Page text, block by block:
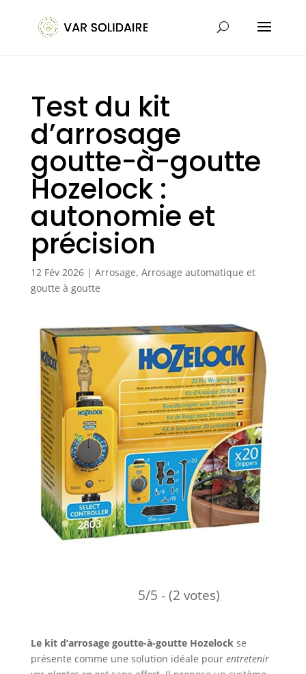
Test du kit
d’arrosage
goutte-à-goutte
Hozelock :
autonomie et
précision
12 Fév 2026| Arrosage, Arrosage automatique et
goutte à goutte
5/5 - (2 votes)
Le kit d’arrosage goutte-à-goutte Hozelock se
présente comme une solution idéale pour entretenir